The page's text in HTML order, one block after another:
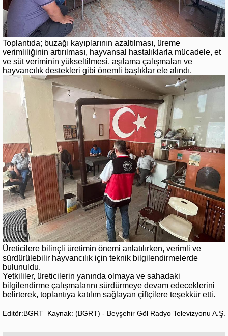
Toplantıda; buzağı kayıplarının azaltılması, üreme
verimliliğinin artırılması, hayvansal hastalıklarla mücadele, et
ve süt veriminin yükseltilmesi, aşılama çalışmaları ve
hayvancılık destekleri gibi önemli başlıklar ele alındı.
Üreticilere bilinçli üretimin önemi anlatılırken, verimli ve
sürdürülebilir hayvancılık için teknik bilgilendirmelerde
bulunuldu.
Yetkililer, üreticilerin yanında olmaya ve sahadaki
bilgilendirme çalışmalarını sürdürmeye devam edeceklerini
belirterek, toplantıya katılım sağlayan çiftçilere teşekkür etti.
Editör:BGRT Kaynak: (BGRT) - Beyşehir Göl Radyo Televizyonu A.Ş.